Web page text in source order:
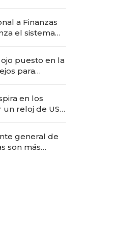
a Finanzas
el sistema
puesto en la
para
en los
un reloj de US$
general de
son más